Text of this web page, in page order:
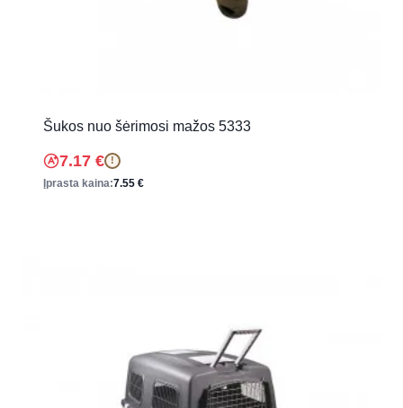
Šukos nuo šėrimosi mažos 5333
7.17 € !
Įprasta kaina:7.55 €